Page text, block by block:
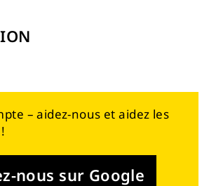
– aidez-nous et aidez les
nous sur Google